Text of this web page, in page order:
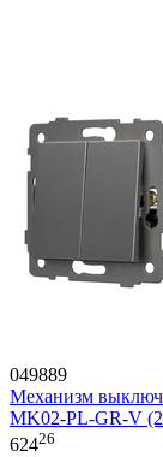
049889
Механизм
MK02-PL-GR-V
62426